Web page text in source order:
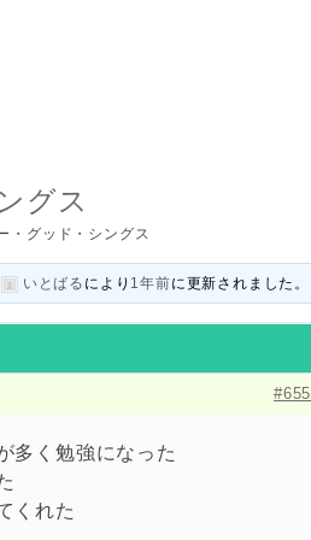
グス
・グッド・シングス
いとばる により 1年前に更新されました。
#655
多く勉強になった
くれた